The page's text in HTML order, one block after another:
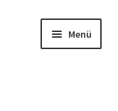
Menü